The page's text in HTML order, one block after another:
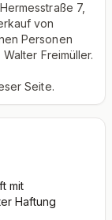
7,
von
Personen
Freimüller.
Seite.
mit
Haftung